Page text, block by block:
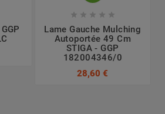
    
Lame Gauche Mulching
Autoportée 49 Cm
STIGA - GGP
182004346/0
28,60 €